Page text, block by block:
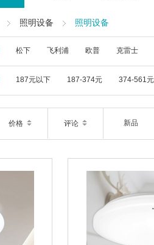
照明设备 照明设备
松下 飞利浦 欧普 克雷士
187元以下 187-374元 374-561元
价格 评论 新品